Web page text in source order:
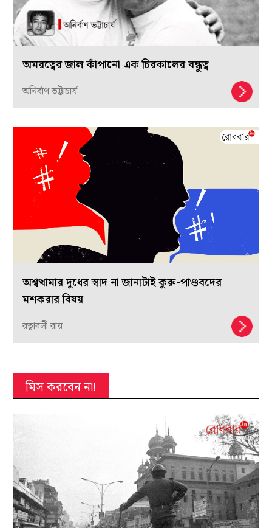
অমরত্বের জাল কাঁপানো এক চিরকালের বন্ধুত্ব
অনির্বাণ ভট্টাচার্য
অশ্বত্থামার দুধের স্বাদ না জানাটাই কুরু-পাণ্ডবদের
মশকরার বিষয়
রত্নাবলী রায়
মিস করবেন না!